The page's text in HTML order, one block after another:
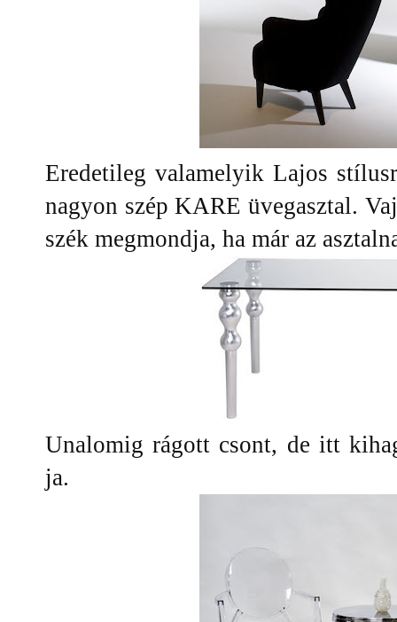
Eredetileg valamelyik Lajos
nagyon szép KARE üvegasztal.
szék megmondja, ha már az
Unalomig rágott csont, de itt
ja.